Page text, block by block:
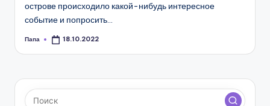
острове происходило какой-нибудь интересное
событие и попросить…
Запись
Папа 18.10.2022